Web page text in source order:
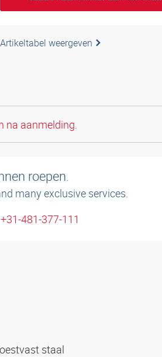
Artikeltabel weergeven
na aanmelding.
roepen.
many exclusive services.
481-377-111
staal